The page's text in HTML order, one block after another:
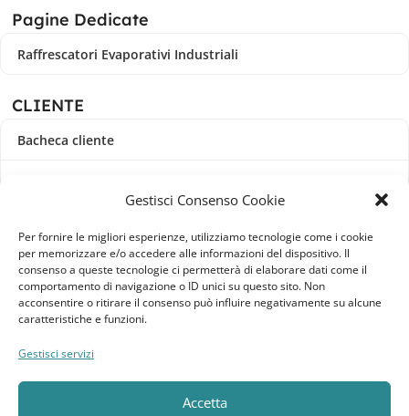
Gestisci Consenso Cookie
Per fornire le migliori esperienze, utilizziamo tecnologie come i cookie
per memorizzare e/o accedere alle informazioni del dispositivo. Il
consenso a queste tecnologie ci permetterà di elaborare dati come il
comportamento di navigazione o ID unici su questo sito. Non
acconsentire o ritirare il consenso può influire negativamente su alcune
caratteristiche e funzioni.
Gestisci servizi
Accetta
Pagine Dedicate
Raffrescatori Evaporativi Industriali
CLIENTE
Bacheca cliente
Indirizzi
Metodi di pagamento
Lista dei desideri